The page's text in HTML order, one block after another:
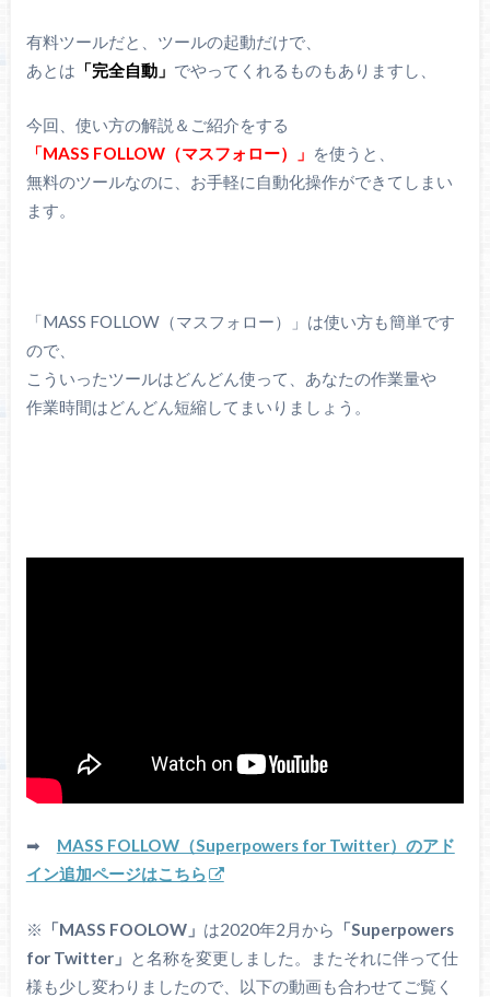
有料ツールだと、ツールの起動だけで、
あとは 「完全自動」 でやってくれるものもありますし、
今回、使い方の解説＆ご紹介をする
「MASS FOLLOW（マスフォロー）」 を使うと、
無料のツールなのに、お手軽に自動化操作ができてしまい
ます。
「MASS FOLLOW（マスフォロー）」は使い方も簡単です
ので、
こういったツールはどんどん使って、あなたの作業量や
作業時間はどんどん短縮してまいりましょう。
➡ MASS FOLLOW（Superpowers for Twitter）のアド
イン追加ページはこちら
※ 「MASS FOOLOW」 は2020年2月から 「Superpowers
for Twitter」
と名称を変更しました。またそれに伴って仕
様も少し変わりましたので、以下の動画も合わせてご覧く